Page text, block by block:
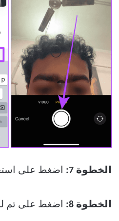
الخطوة 7: اضغط على
الخطوة 8: اضغط على تم